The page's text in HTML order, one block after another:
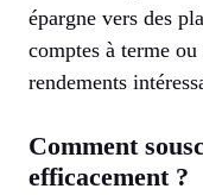
épargne vers des
comptes à terme
rendements
Comment
efficacement ?